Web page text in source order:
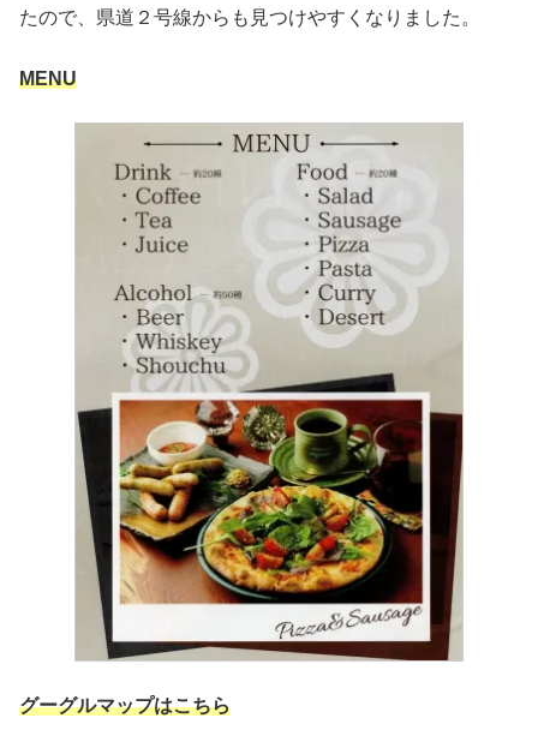
たので、県道２号線からも見つけやすくなりました。
MENU
グーグルマップはこちら